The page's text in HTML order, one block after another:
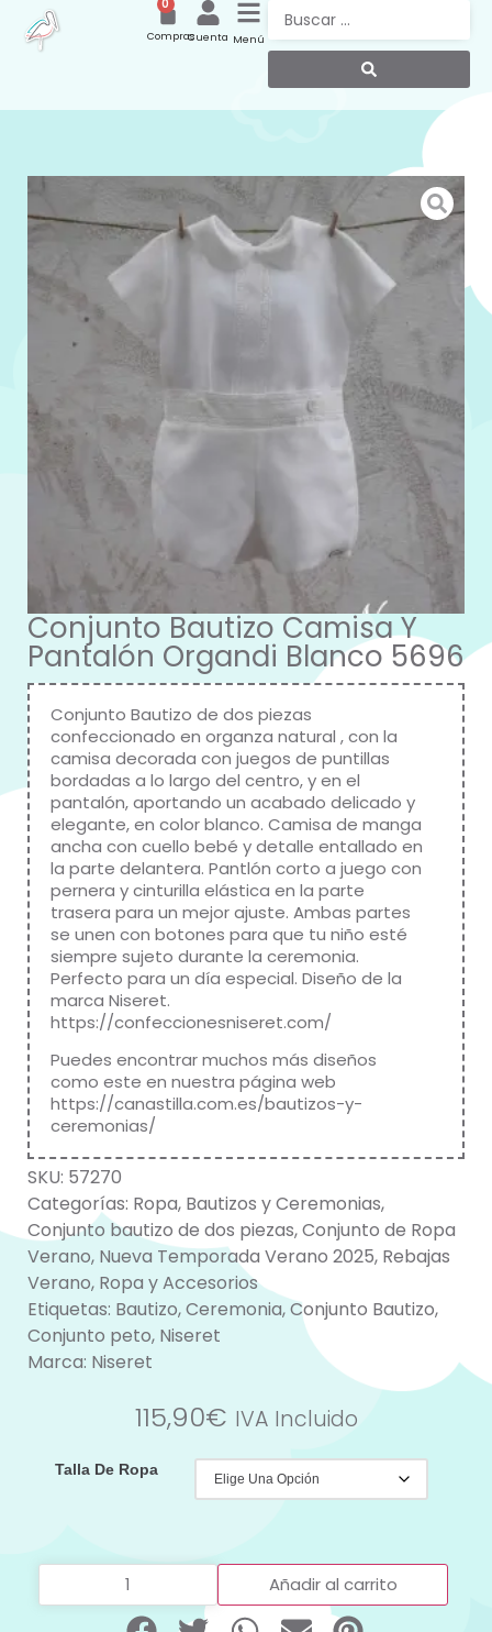
Menú
Cuenta
0
Compras
Conjunto Bautizo Camisa Y
Pantalón Organdi Blanco 5696
Conjunto Bautizo de dos piezas
confeccionado en organza natural , con la
camisa decorada con juegos de puntillas
bordadas a lo largo del centro, y en el
pantalón, aportando un acabado delicado y
elegante, en color blanco. Camisa de manga
ancha con cuello bebé y detalle entallado en
la parte delantera. Pantlón corto a juego con
pernera y cinturilla elástica en la parte
trasera para un mejor ajuste. Ambas partes
se unen con botones para que tu niño esté
siempre sujeto durante la ceremonia.
Perfecto para un día especial. Diseño de la
marca Niseret.
https://confeccionesniseret.com/
Puedes encontrar muchos más diseños
como este en nuestra página web
https://canastilla.com.es/bautizos-y-
ceremonias/
SKU: 57270
Categorías: Ropa, Bautizos y Ceremonias,
Conjunto bautizo de dos piezas,Conjunto de Ropa
Verano, Nueva Temporada Verano 2025, Rebajas
Verano, Ropa y Accesorios
Etiquetas: Bautizo,Ceremonia,Conjunto Bautizo,
Conjunto peto, Niseret
Marca: Niseret
115,90€ IVA Incluido
Talla De Ropa
Añadir al carrito